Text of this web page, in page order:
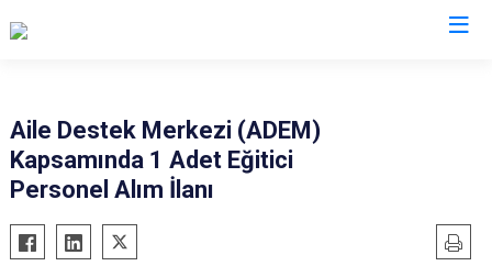
Akçadağ
Arguvan
Hekimhan
Aile Destek Merkezi (ADEM)
Kapsamında 1 Adet Eğitici
Personel Alım İlanı